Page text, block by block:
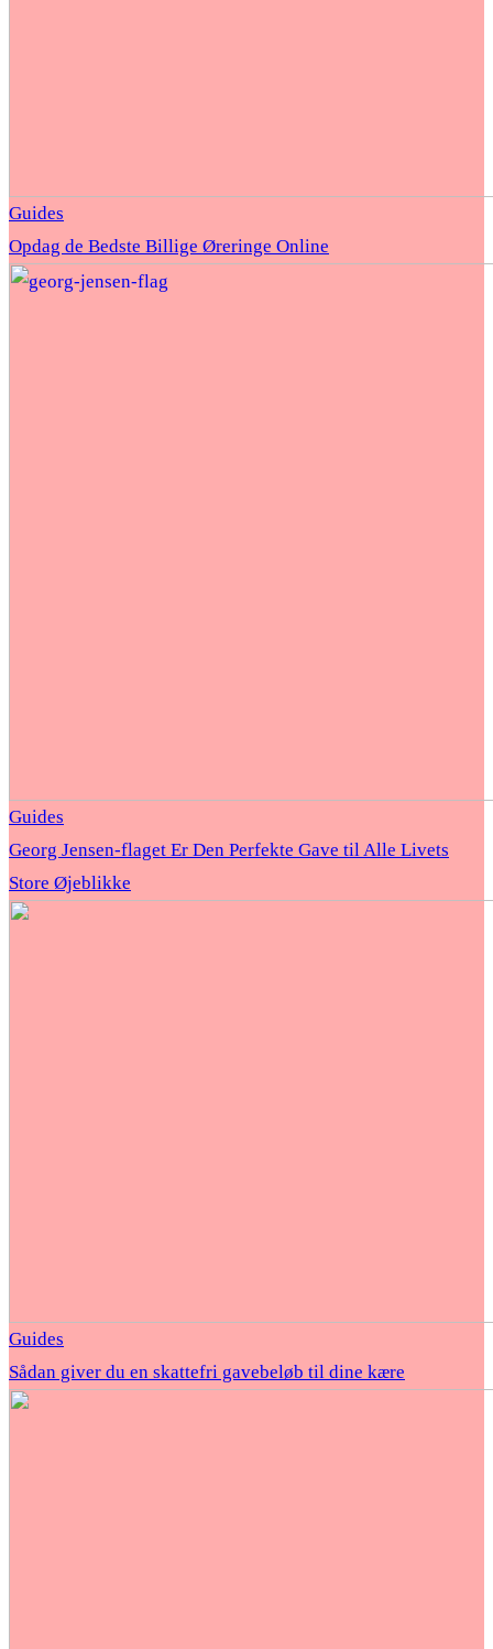
Guides
Opdag de Bedste Billige Øreringe Online
Guides
Georg Jensen-flaget Er Den Perfekte Gave til Alle Livets
Store Øjeblikke
Guides
Sådan giver du en skattefri gavebeløb til dine kære